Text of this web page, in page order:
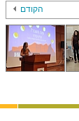
הקודם